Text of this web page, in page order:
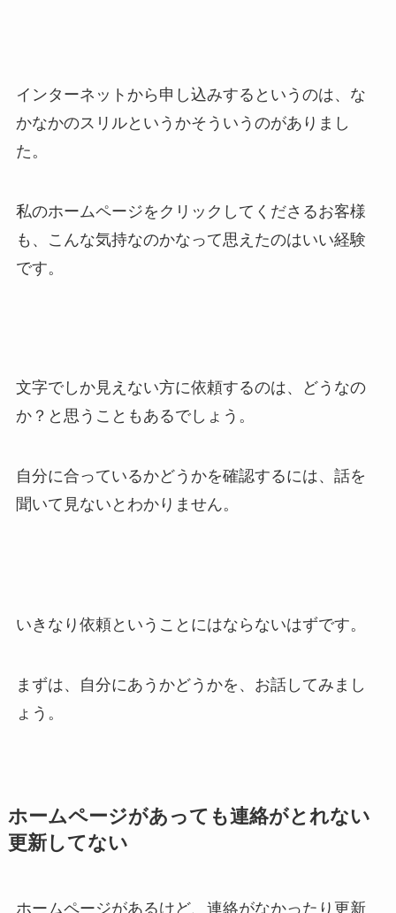
インターネットから申し込みするというのは、な
かなかのスリルというかそういうのがありまし
た。
私のホームページをクリックしてくださるお客様
も、こんな気持なのかなって思えたのはいい経験
です。
文字でしか見えない方に依頼するのは、どうなの
か？と思うこともあるでしょう。
自分に合っているかどうかを確認するには、話を
聞いて見ないとわかりません。
いきなり依頼ということにはならないはずです。
まずは、自分にあうかどうかを、お話してみまし
ょう。
ホームページがあっても連絡がとれない
更新してない
ホームページがあるけど、連絡がなかったり更新